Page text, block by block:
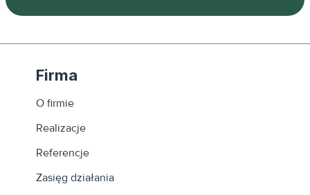
Firma
O firmie
Realizacje
Referencje
Zasięg działania